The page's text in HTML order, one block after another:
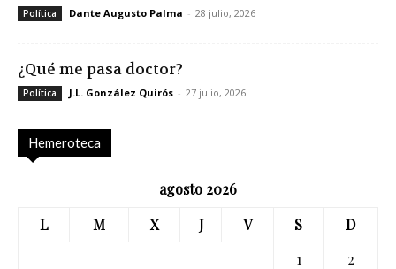
Política Dante Augusto Palma - 28 julio, 2026
¿Qué me pasa doctor?
Política J.L. González Quirós - 27 julio, 2026
Hemeroteca
agosto 2026
L
M X J V S
D
1
2